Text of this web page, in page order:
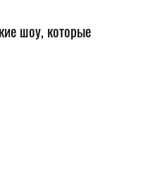
шоу, которые